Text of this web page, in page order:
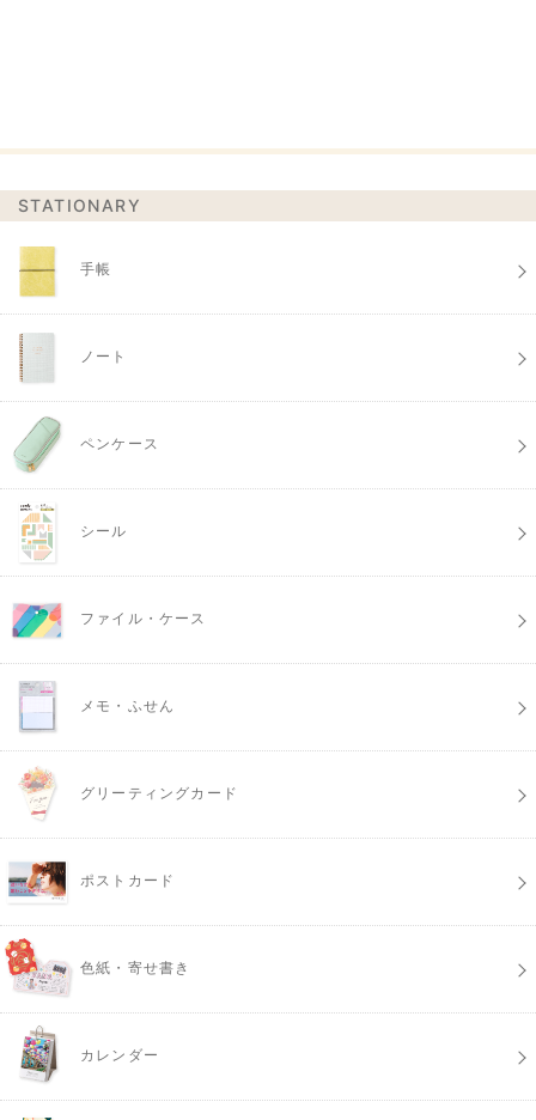
STATIONARY
手帳
ノート
ペンケース
シール
ファイル・ケース
メモ・ふせん
グリーティングカード
ポストカード
色紙・寄せ書き
カレンダー